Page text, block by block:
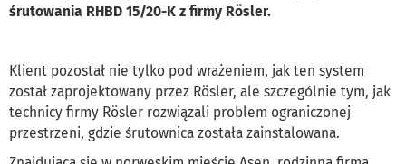
śrutowania RHBD 15/20-K z firmy Rösler.
Klient pozostał nie tylko pod wrażeniem, jak ten system
został zaprojektowany przez Rösler, ale szczególnie tym, jak
technicy firmy Rösler rozwiązali problem ograniczonej
przestrzeni, gdzie śrutownica została zainstalowana.